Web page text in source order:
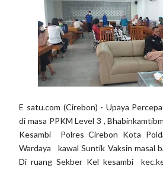
E satu.com (Cirebon) - Upaya
di masa PPKM Level 3 ,
Kesambi Polres Cirebon Kota
Wardaya kawal Suntik Vaksin masal
Di ruang Sekber Kel kesambi